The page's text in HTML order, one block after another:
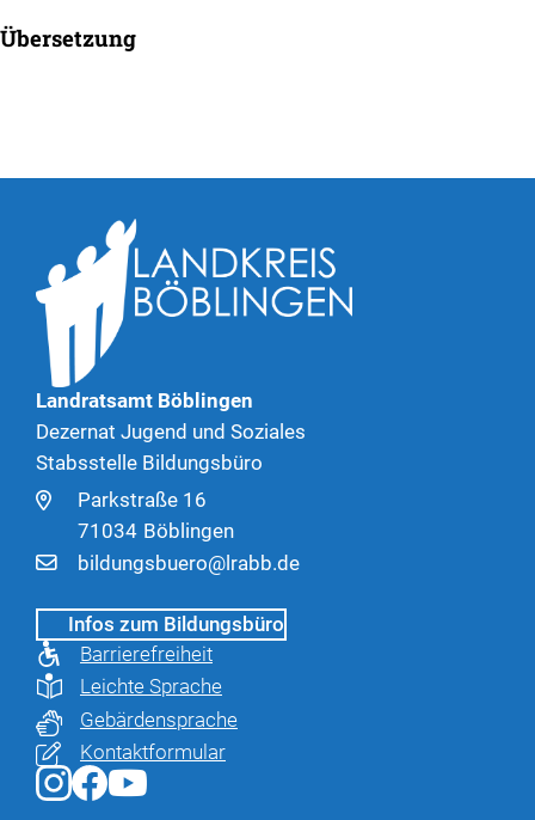
Übersetzung
Landratsamt Böblingen
Dezernat Jugend und Soziales
Stabsstelle Bildungsbüro
Parkstraße 16
71034 Böblingen
bildungsbuero@lrabb.de
Infos zum Bildungsbüro
Barrierefreiheit
Leichte Sprache
Gebärdensprache
Kontaktformular